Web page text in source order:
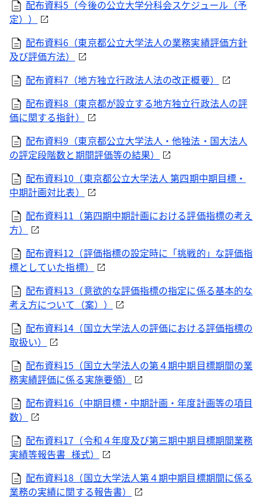
配布資料5（今後の公立大学分科会スケジュール（予
定））
配布資料6（東京都公立大学法人の業務実績評価方針
及び評価方法）
配布資料7（地方独立行政法人法の改正概要）
配布資料8（東京都が設立する地方独立行政法人の評
価に関する指針）
配布資料9（東京都公立大学法人・他独法・国大法人
の評定段階数と期間評価等の結果）
配布資料10（東京都公立大学法人 第四期中期目標・
中期計画対比表）
配布資料11（第四期中期計画における評価指標の考え
方）
配布資料12（評価指標の設定時に「挑戦的」な評価指
標としていた指標）
配布資料13（意欲的な評価指標の指定に係る基本的な
考え方について（案））
配布資料14（国立大学法人の評価における評価指標の
取扱い）
配布資料15（国立大学法人の第４期中期目標期間の業
務実績評価に係る実施要領）
配布資料16（中期目標・中期計画・年度計画等の項目
数）
配布資料17（令和４年度及び第三期中期目標期間業務
実績等報告書_様式）
配布資料18（国立大学法人第４期中期目標期間に係る
業務の実績に関する報告書）